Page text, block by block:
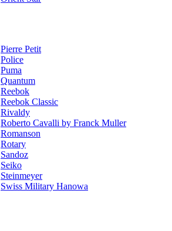
Pierre Petit
Police
Puma
Quantum
Reebok
Reebok Classic
Rivaldy
Roberto Cavalli by Franck Muller
Romanson
Rotary
Sandoz
Seiko
Steinmeyer
Swiss Military Hanowa